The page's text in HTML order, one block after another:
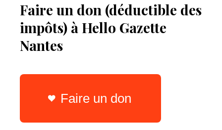
Faire un don (déductible des
impôts) à Hello Gazette
Nantes
Faire un don